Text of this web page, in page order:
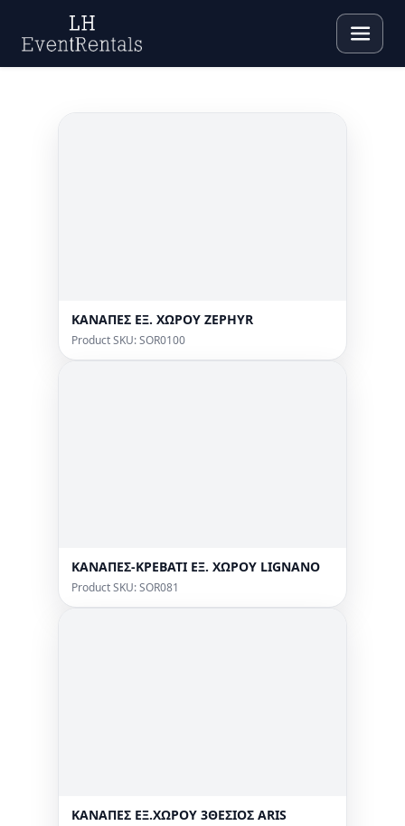
ΚΑΝΑΠΕΣ ΕΞ. ΧΩΡΟΥ ZEPHYR
Product SKU: SOR0100
ΚΑΝΑΠΕΣ-ΚΡΕΒΑΤΙ ΕΞ. ΧΩΡΟΥ LIGNANO
Product SKU: SOR081
ΚΑΝΑΠΕΣ ΕΞ.ΧΩΡΟΥ 3ΘΕΣΙΟΣ ARIS